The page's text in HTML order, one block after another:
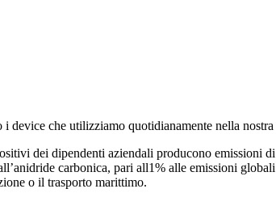
device che utilizziamo quotidianamente nella
dei dipendenti aziendali producono
carbonica, pari all1% alle emissioni
o il trasporto marittimo.